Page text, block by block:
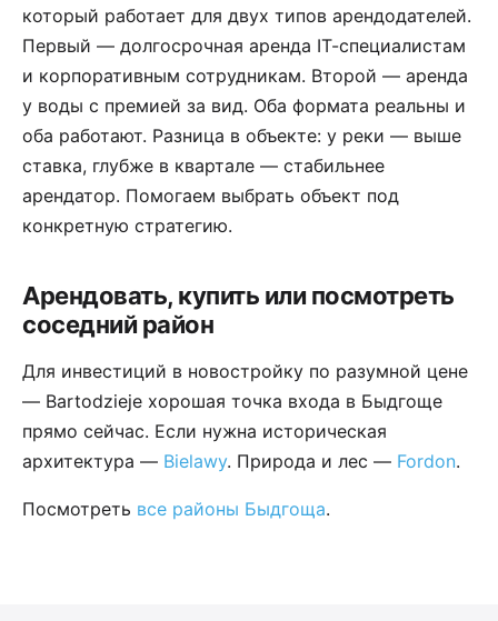
который работает для двух типов арендодателей.
Первый — долгосрочная аренда IT-специалистам
и корпоративным сотрудникам. Второй — аренда
у воды с премией за вид. Оба формата реальны и
оба работают. Разница в объекте: у реки — выше
ставка, глубже в квартале — стабильнее
арендатор. Помогаем выбрать объект под
конкретную стратегию.
Арендовать, купить или посмотреть
соседний район
Для инвестиций в новостройку по разумной цене
— Bartodzieje хорошая точка входа в Быдгоще
прямо сейчас. Если нужна историческая
архитектура — Bielawy. Природа и лес — Fordon.
Посмотреть все районы Быдгоща.